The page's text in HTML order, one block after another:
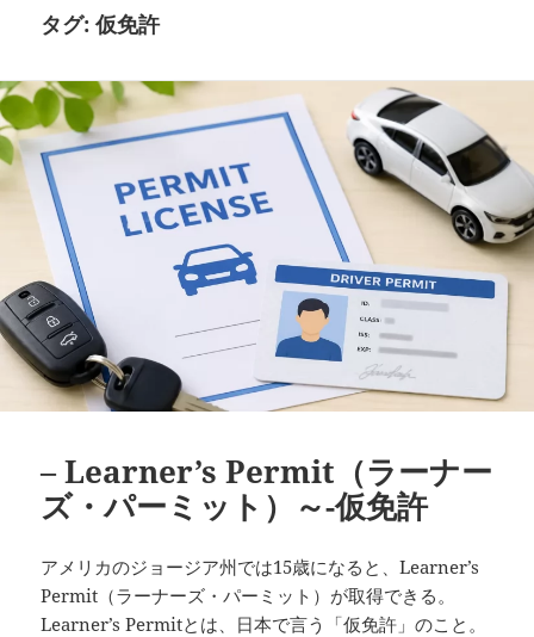
タグ:仮免許
– Learner’s Permit（ラーナー
ズ・パーミット）～-仮免許
アメリカのジョージア州では15歳になると、Learner’s
Permit（ラーナーズ・パーミット）が取得できる。
Learner’s Permitとは、日本で言う「仮免許」のこと。